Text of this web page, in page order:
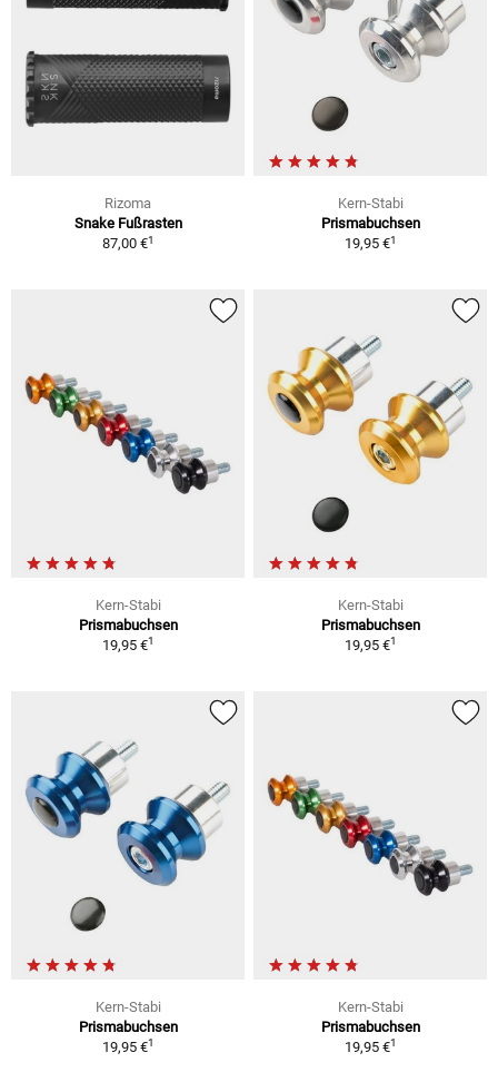
Rizoma
Snake Fußrasten
87,00 €1
Kern-Stabi
Prismabuchsen
19,95 €1
Kern-Stabi
Prismabuchsen
19,95 €1
Kern-Stabi
Prismabuchsen
19,95 €1
Kern-Stabi
Prismabuchsen
19,95 €1
Kern-Stabi
Prismabuchsen
19,95 €1